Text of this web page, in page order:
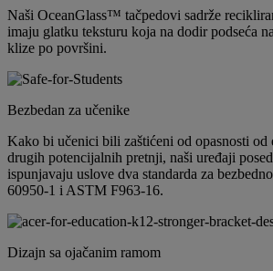
Naši OceanGlass™ tačpedovi sadrže
imaju glatku teksturu koja na dodir podseća
klize po površini.
Bezbedan za učenike
Kako bi učenici bili zaštićeni od opasnosti od
drugih potencijalnih pretnji, naši uređaji
ispunjavaju uslove dva standarda za
60950-1 i ASTM F963-16.
Dizajn sa ojačanim ramom